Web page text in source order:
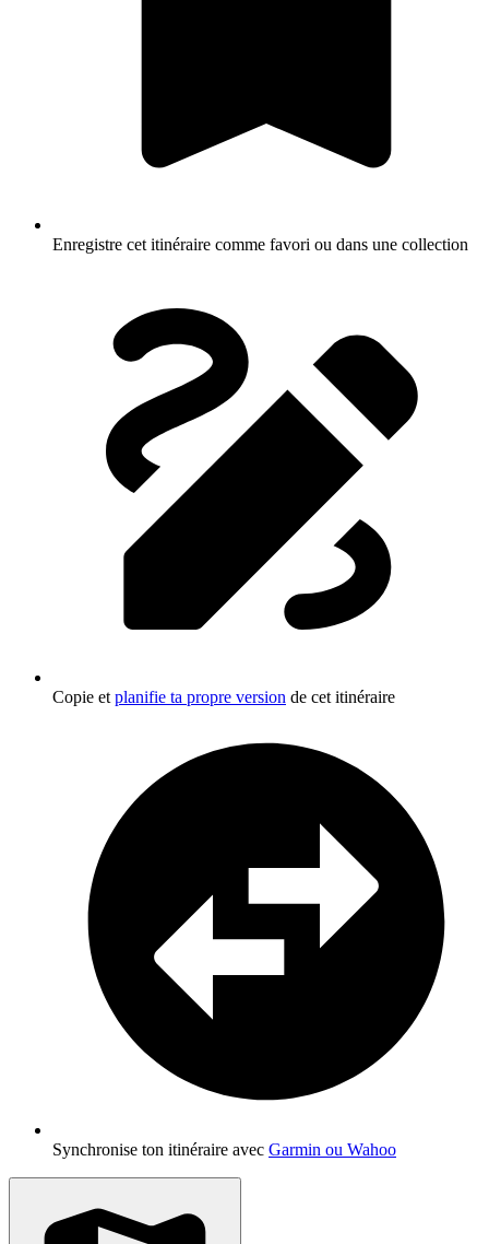
Enregistre cet itinéraire comme favori ou dans une collection
Copie et planifie ta propre version de cet itinéraire
Synchronise ton itinéraire avec Garmin ou Wahoo